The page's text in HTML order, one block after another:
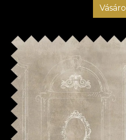
Vásárol